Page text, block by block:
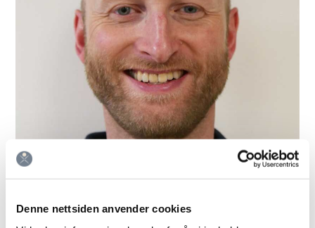
Denne nettsiden anvender cookies